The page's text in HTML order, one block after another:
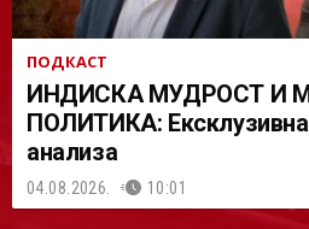
ПОДКАСТ
ИНДИСКА МУДРОСТ И
ПОЛИТИКА: Ексклузивна
анализа
04.08.2026. 10:01